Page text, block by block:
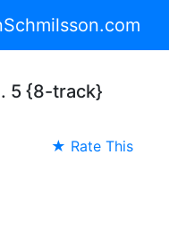
5 {8-track}
★ Rate This